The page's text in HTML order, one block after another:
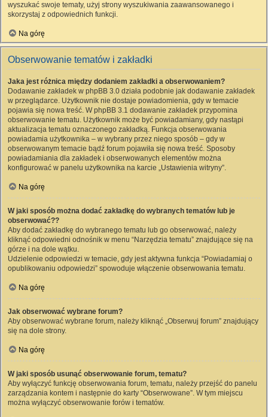
wyszukać swoje tematy, użyj strony wyszukiwania zaawansowanego i
skorzystaj z odpowiednich funkcji.
Na górę
Obserwowanie tematów i zakładki
Jaka jest różnica między dodaniem zakładki a obserwowaniem?
Dodawanie zakładek w phpBB 3.0 działa podobnie jak dodawanie zakładek
w przeglądarce. Użytkownik nie dostaje powiadomienia, gdy w temacie
pojawia się nowa treść. W phpBB 3.1 dodawanie zakładek przypomina
obserwowanie tematu. Użytkownik może być powiadamiany, gdy nastąpi
aktualizacja tematu oznaczonego zakładką. Funkcja obserwowania
powiadamia użytkownika – w wybrany przez niego sposób – gdy w
obserwowanym temacie bądź forum pojawiła się nowa treść. Sposoby
powiadamiania dla zakładek i obserwowanych elementów można
konfigurować w panelu użytkownika na karcie „Ustawienia witryny”.
Na górę
W jaki sposób można dodać zakładkę do wybranych tematów lub je
obserwować??
Aby dodać zakładkę do wybranego tematu lub go obserwować, należy
kliknąć odpowiedni odnośnik w menu “Narzędzia tematu” znajdujące się na
górze i na dole wątku.
Udzielenie odpowiedzi w temacie, gdy jest aktywna funkcja “Powiadamiaj o
opublikowaniu odpowiedzi” spowoduje włączenie obserwowania tematu.
Na górę
Jak obserwować wybrane forum?
Aby obserwować wybrane forum, należy kliknąć „Obserwuj forum” znajdujący
się na dole strony.
Na górę
W jaki sposób usunąć obserwowanie forum, tematu?
Aby wyłączyć funkcję obserwowania forum, tematu, należy przejść do panelu
zarządzania kontem i następnie do karty “Obserwowane”. W tym miejscu
można wyłączyć obserwowanie forów i tematów.